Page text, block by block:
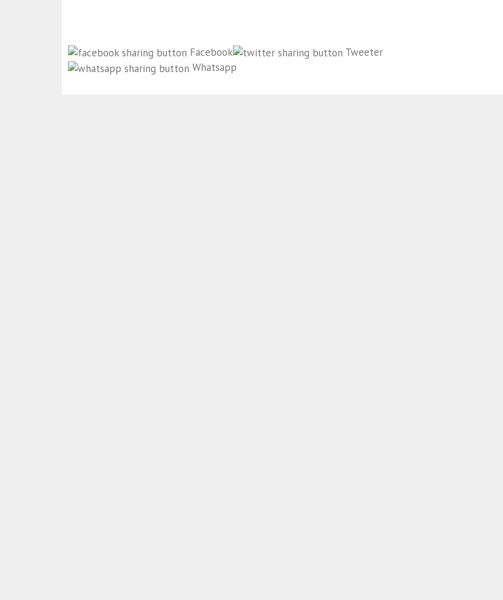
Facebook
Tweeter
Whatsapp